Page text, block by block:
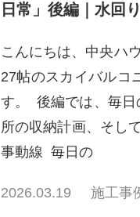
日常」後編｜水回
こんにちは、中央ハ
27帖のスカイバルコ
す。 後編では、毎日
所の収納計画、そし
事動線 毎日の
2026.03.19 施工事